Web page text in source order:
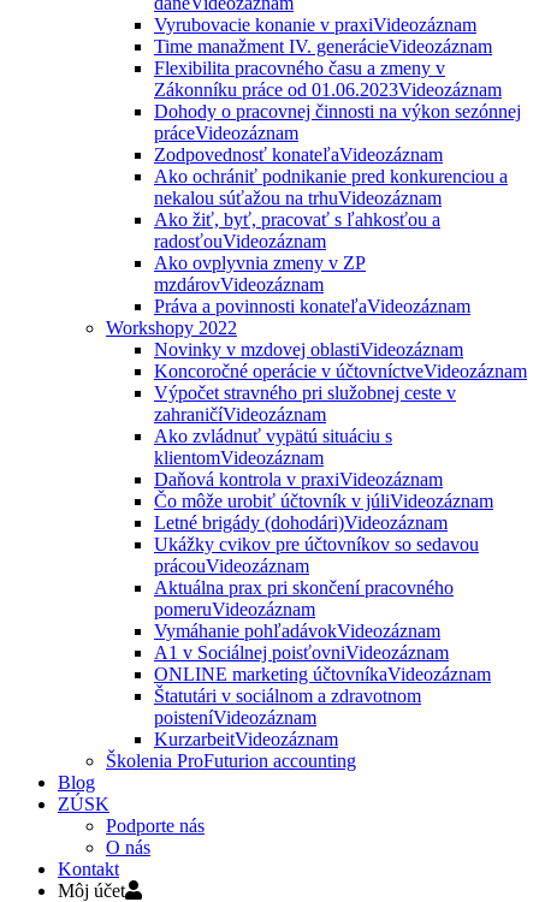
Vyrubovacie konanie v praxiVideozáznam
Time manažment IV. generácieVideozáznam
Flexibilita pracovného času a zmeny v
Zákonníku práce od 01.06.2023Videozáznam
Dohody o pracovnej činnosti na výkon sezónnej
práceVideozáznam
Zodpovednosť konateľaVideozáznam
Ako ochrániť podnikanie pred konkurenciou a
nekalou súťažou na trhuVideozáznam
Ako žiť, byť, pracovať s ľahkosťou a
radosťouVideozáznam
Ako ovplyvnia zmeny v ZP
mzdárovVideozáznam
Práva a povinnosti konateľaVideozáznam
Workshopy 2022
Novinky v mzdovej oblastiVideozáznam
Koncoročné operácie v účtovníctveVideozáznam
Výpočet stravného pri služobnej ceste v
zahraničíVideozáznam
Ako zvládnuť vypätú situáciu s
klientomVideozáznam
Daňová kontrola v praxiVideozáznam
Čo môže urobiť účtovník v júliVideozáznam
Letné brigády (dohodári)Videozáznam
Ukážky cvikov pre účtovníkov so sedavou
prácouVideozáznam
Aktuálna prax pri skončení pracovného
pomeruVideozáznam
Vymáhanie pohľadávokVideozáznam
A1 v Sociálnej poisťovniVideozáznam
ONLINE marketing účtovníkaVideozáznam
Štatutári v sociálnom a zdravotnom
poisteníVideozáznam
KurzarbeitVideozáznam
Školenia ProFuturion accounting
Blog
ZÚSK
Podporte nás
O nás
Kontakt
Môj účet